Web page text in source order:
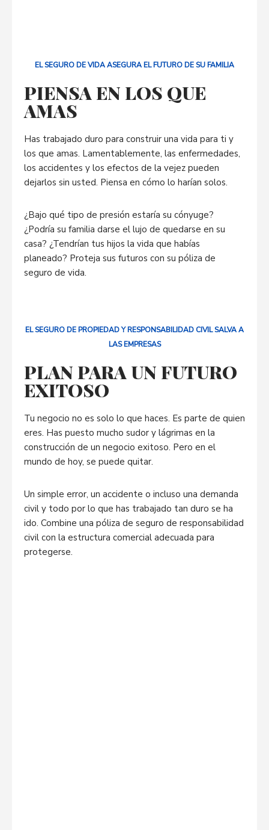
EL SEGURO DE VIDA ASEGURA EL FUTURO DE SU FAMILIA
PIENSA EN LOS QUE
AMAS
Has trabajado duro para construir una vida para ti y
los que amas. Lamentablemente, las enfermedades,
los accidentes y los efectos de la vejez pueden
dejarlos sin usted. Piensa en cómo lo harían solos.
¿Bajo qué tipo de presión estaría su cónyuge?
¿Podría su familia darse el lujo de quedarse en su
casa? ¿Tendrían tus hijos la vida que habías
planeado? Proteja sus futuros con su póliza de
seguro de vida.
EL SEGURO DE PROPIEDAD Y RESPONSABILIDAD CIVIL SALVA A
LAS EMPRESAS
PLAN PARA UN FUTURO
EXITOSO
Tu negocio no es solo lo que haces. Es parte de quien
eres. Has puesto mucho sudor y lágrimas en la
construcción de un negocio exitoso. Pero en el
mundo de hoy, se puede quitar.
Un simple error, un accidente o incluso una demanda
civil y todo por lo que has trabajado tan duro se ha
ido. Combine una póliza de seguro de responsabilidad
civil con la estructura comercial adecuada para
protegerse.